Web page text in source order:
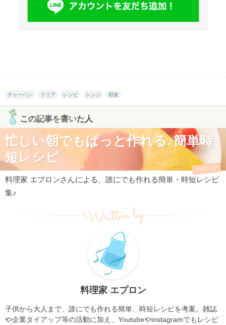
チャーハン ドリア レシピ レンジ 朝食
この記事を書いた人
忙しい朝でもぱっと作れる♪簡単時
短レシピ
公式ブログ
料理家 エプロンさんによる、誰にでも作れる簡単・時短レシピ
集♪
Written by
料理家 エプロン
子供から大人まで、誰にでも作れる簡単、時短レシピを考案。雑誌
や企業タイアップ等の活動に加え、Youtubeやinstagramでもレシピ